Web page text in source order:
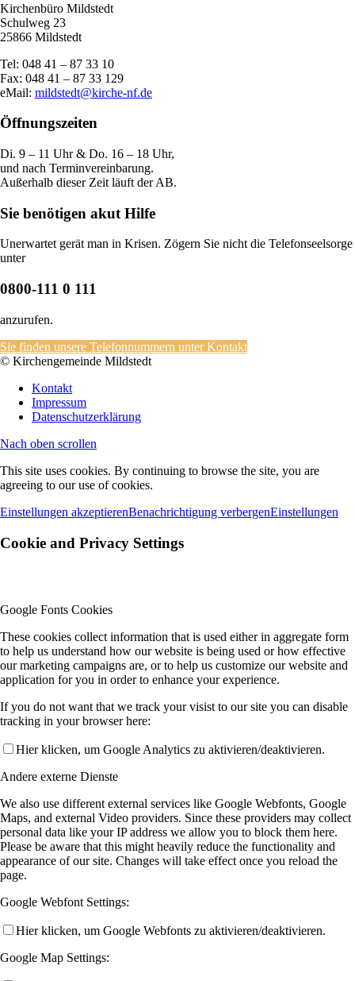
Kirchenbüro Mildstedt
Schulweg 23
25866 Mildstedt
Tel: 048 41 – 87 33 10
Fax: 048 41 – 87 33 129
eMail: mildstedt@kirche-nf.de
Öffnungszeiten
Di. 9 – 11 Uhr & Do. 16 – 18 Uhr,
und nach Terminvereinbarung.
Außerhalb dieser Zeit läuft der AB.
Sie benötigen akut Hilfe
Unerwartet gerät man in Krisen. Zögern Sie nicht die Telefonseelsorge
unter
0800-111 0 111
anzurufen.
Sie finden unsere Telefonnummern unter Kontakt
© Kirchengemeinde Mildstedt
Kontakt
Impressum
Datenschutzerklärung
Nach oben scrollen
This site uses cookies. By continuing to browse the site, you are
agreeing to our use of cookies.
Einstellungen akzeptierenBenachrichtigung verbergenEinstellungen
Cookie and Privacy Settings
Google Fonts Cookies
These cookies collect information that is used either in aggregate form
to help us understand how our website is being used or how effective
our marketing campaigns are, or to help us customize our website and
application for you in order to enhance your experience.
If you do not want that we track your visist to our site you can disable
tracking in your browser here:
Hier klicken, um Google Analytics zu aktivieren/deaktivieren.
Andere externe Dienste
We also use different external services like Google Webfonts, Google
Maps, and external Video providers. Since these providers may collect
personal data like your IP address we allow you to block them here.
Please be aware that this might heavily reduce the functionality and
appearance of our site. Changes will take effect once you reload the
page.
Google Webfont Settings:
Hier klicken, um Google Webfonts zu aktivieren/deaktivieren.
Google Map Settings: